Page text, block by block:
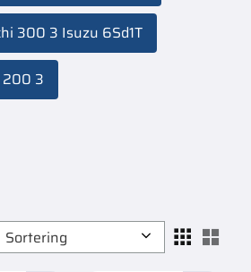
300 3 Isuzu 6Sd1T
200 3
Välj sortering